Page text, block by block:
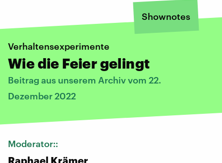
Shownotes
Verhaltensexperimente
Wie die Feier gelingt
Beitrag aus unserem Archiv vom 22.
Dezember 2022
Moderator::
Raphael Krämer